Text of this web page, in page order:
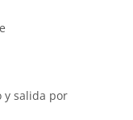
y salida por